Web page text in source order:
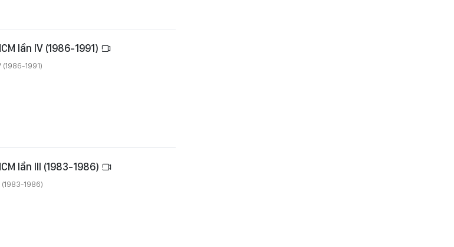
lần IV (1986-1991)
1991)
lần III (1983-1986)
1986)